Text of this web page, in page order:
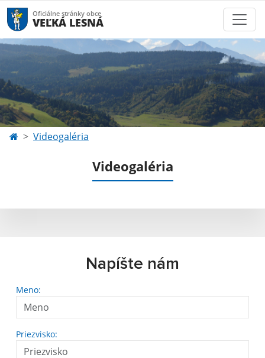
Oficiálne stránky obce
VEĽKÁ LESNÁ
Videogaléria
Videogaléria
Napíšte nám
Meno:
Priezvisko: